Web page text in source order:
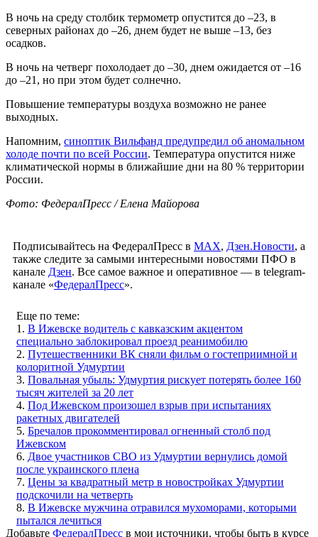
В ночь на среду столбик термометр опустится до –23, в
северных районах до –26, днем будет не выше –13, без
осадков.
В ночь на четверг похолодает до –30, днем ожидается от –16
до –21, но при этом будет солнечно.
Повышение температуры воздуха возможно не ранее
выходных.
Напомним, синоптик Вильфанд предупредил об аномальном
холоде почти по всей России. Температура опустится ниже
климатической нормы в ближайшие дни на 80 % территории
России.
Фото: ФедералПресс / Елена Майорова
Подписывайтесь на ФедералПресс в МАХ, Дзен.Новости, а
также следите за самыми интересными новостями ПФО в
канале Дзен. Все самое важное и оперативное — в telegram-
канале «ФедералПресс».
Еще по теме:
1. В Ижевске водитель с кавказским акцентом
специально заблокировал проезд реанимобилю
2. Путешественники ВК сняли фильм о гостеприимной и
колоритной Удмуртии
3. Повальная убыль: Удмуртия рискует потерять более 160
тысяч жителей за 20 лет
4. Под Ижевском произошел взрыв при испытаниях
ракетных двигателей
5. Бречалов прокомментировал огненный столб под
Ижевском
6. Двое участников СВО из Удмуртии вернулись домой
после украинского плена
7. Цены за квадратный метр в новостройках Удмуртии
подскочили на четверть
8. В Ижевске мужчина отравился мухоморами, которыми
пытался лечиться
Добавьте ФедералПресс в мои источники, чтобы быть в курсе